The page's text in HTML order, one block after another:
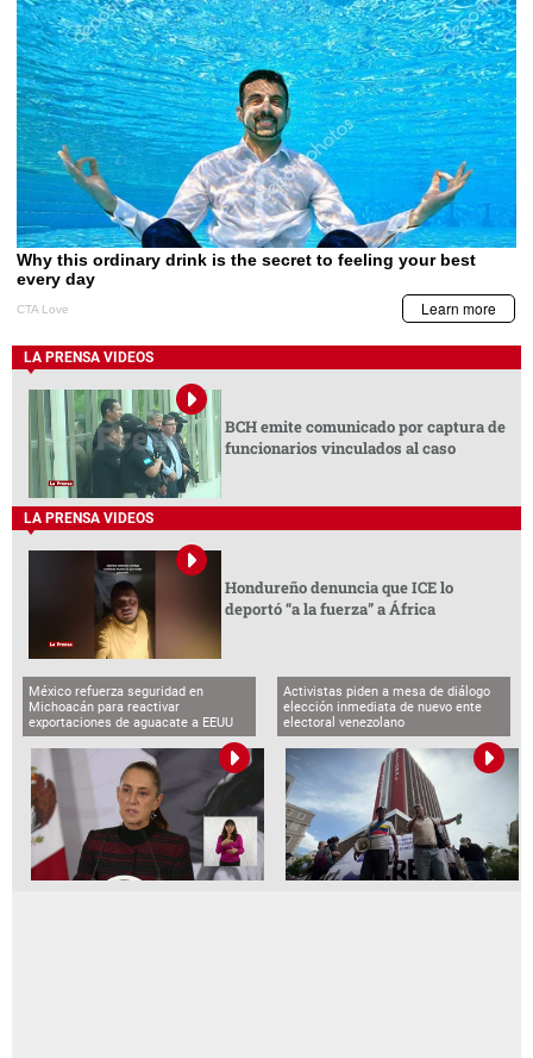
LA PRENSA VIDEOS
BCH emite comunicado por captura de
funcionarios vinculados al caso
LA PRENSA VIDEOS
Hondureño denuncia que ICE lo
deportó “a la fuerza” a África
México refuerza seguridad en
Michoacán para reactivar
exportaciones de aguacate a EEUU
Activistas piden a mesa de diálogo
elección inmediata de nuevo ente
electoral venezolano